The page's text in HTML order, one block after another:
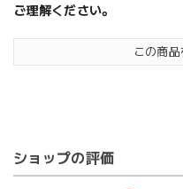
ご理解ください。
この商
ショップの評価